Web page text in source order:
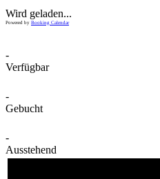
Wird geladen...
Powered by Booking Calendar
-
Verfügbar
-
Gebucht
-
Ausstehend